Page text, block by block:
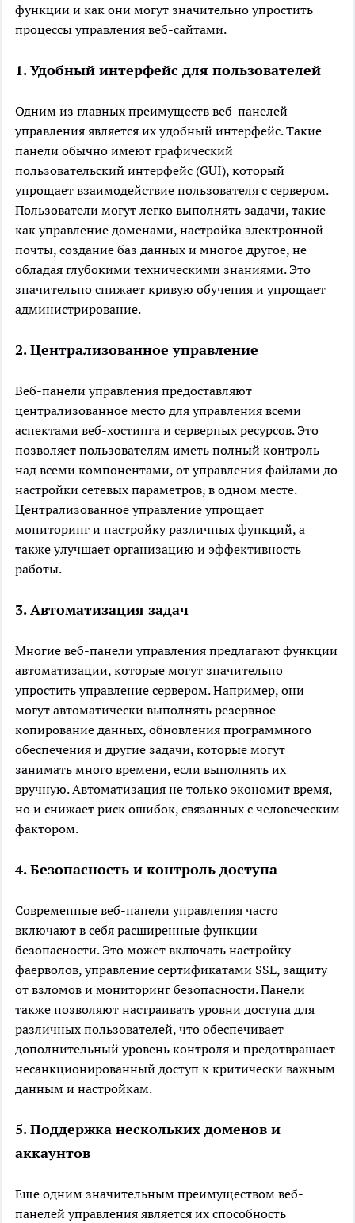
функции и как они могут значительно упростить
процессы управления веб-сайтами.
1. Удобный интерфейс для пользователей
Одним из главных преимуществ веб-панелей
управления является их удобный интерфейс. Такие
панели обычно имеют графический
пользовательский интерфейс (GUI), который
упрощает взаимодействие пользователя с сервером.
Пользователи могут легко выполнять задачи, такие
как управление доменами, настройка электронной
почты, создание баз данных и многое другое, не
обладая глубокими техническими знаниями. Это
значительно снижает кривую обучения и упрощает
администрирование.
2. Централизованное управление
Веб-панели управления предоставляют
централизованное место для управления всеми
аспектами веб-хостинга и серверных ресурсов. Это
позволяет пользователям иметь полный контроль
над всеми компонентами, от управления файлами до
настройки сетевых параметров, в одном месте.
Централизованное управление упрощает
мониторинг и настройку различных функций, а
также улучшает организацию и эффективность
работы.
3. Автоматизация задач
Многие веб-панели управления предлагают функции
автоматизации, которые могут значительно
упростить управление сервером. Например, они
могут автоматически выполнять резервное
копирование данных, обновления программного
обеспечения и другие задачи, которые могут
занимать много времени, если выполнять их
вручную. Автоматизация не только экономит время,
но и снижает риск ошибок, связанных с человеческим
фактором.
4. Безопасность и контроль доступа
Современные веб-панели управления часто
включают в себя расширенные функции
безопасности. Это может включать настройку
фаерволов, управление сертификатами SSL, защиту
от взломов и мониторинг безопасности. Панели
также позволяют настраивать уровни доступа для
различных пользователей, что обеспечивает
дополнительный уровень контроля и предотвращает
несанкционированный доступ к критически важным
данным и настройкам.
5. Поддержка нескольких доменов и
аккаунтов
Еще одним значительным преимуществом веб-
панелей управления является их способность